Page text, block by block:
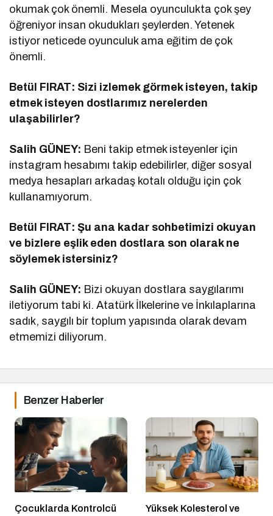
okumak çok önemli. Mesela oyunculukta çok şey
öğreniyor insan okudukları şeylerden. Yetenek
istiyor neticede oyunculuk ama eğitim de çok
önemli.
Betül FIRAT: Sizi izlemek görmek isteyen, takip
etmek isteyen dostlarımız nerelerden
ulaşabilirler?
Salih GÜNEY: Beni takip etmek isteyenler için
instagram hesabımı takip edebilirler, diğer sosyal
medya hesapları arkadaş kotalı olduğu için çok
kullanamıyorum.
Betül FIRAT: Şu ana kadar sohbetimizi okuyan
ve bizlere eşlik eden dostlara son olarak ne
söylemek istersiniz?
Salih GÜNEY: Bizi okuyan dostlara saygılarımı
iletiyorum tabi ki. Atatürk İlkelerine ve İnkılaplarına
sadık, saygılı bir toplum yapısında olarak devam
etmemizi diliyorum.
Benzer Haberler
Çocuklarda Kontrolcü
Yüksek Kolesterol ve